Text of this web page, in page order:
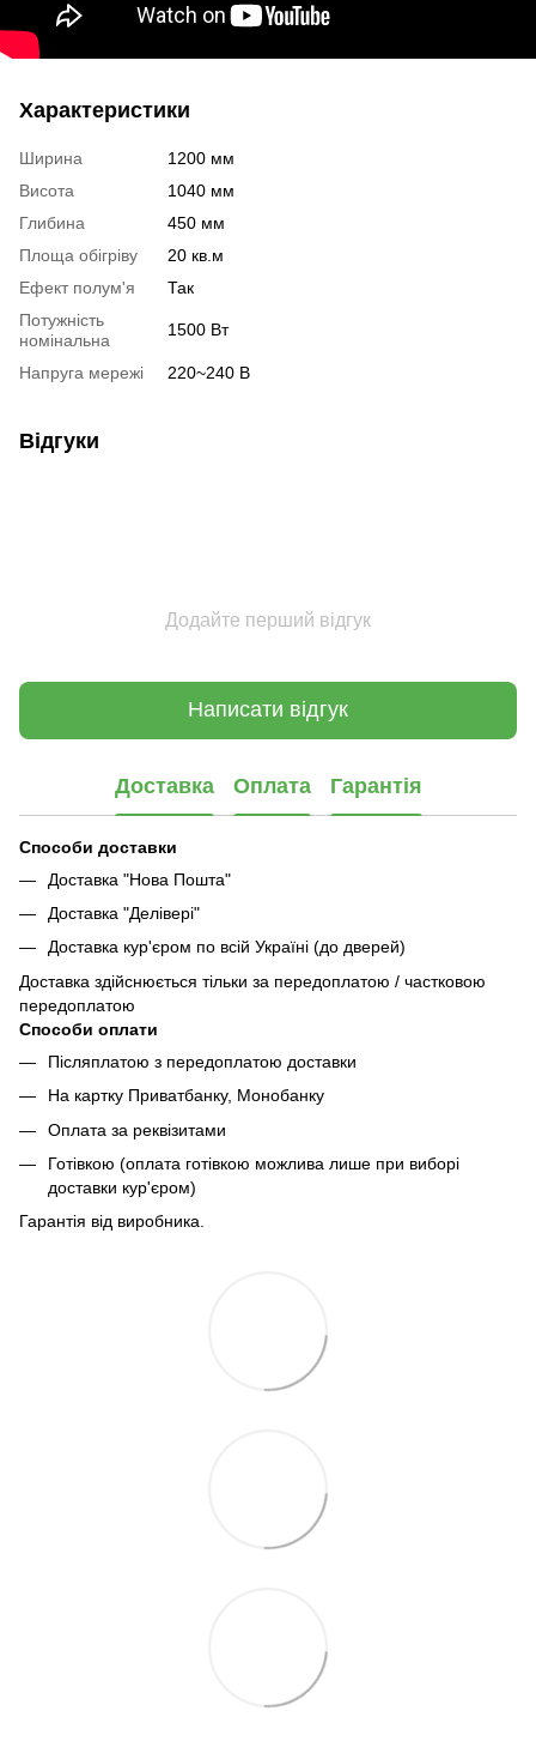
Характеристики
Ширина
1200 мм
Висота
1040 мм
Глибина
450 мм
Площа обігріву
20 кв.м
Ефект полум'я
Так
Потужність
номінальна
1500 Вт
Напруга мережі 220~240 В
Відгуки
Додайте перший відгук
Написати відгук
Доставка Оплата Гарантія
Способи доставки
Доставка "Нова Пошта"
Доставка "Делівері"
Доставка кур'єром по всій Україні (до дверей)
Доставка здійснюється тільки за передоплатою / частковою
передоплатою
Способи оплати
Післяплатою з передоплатою доставки
На картку Приватбанку, Монобанку
Оплата за реквізитами
Готівкою (оплата готівкою можлива лише при виборі
доставки кур'єром)
Гарантія від виробника.